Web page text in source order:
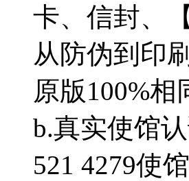
卡、信封、
从防伪到印
原版100%相
b.真实使馆
521 4279使